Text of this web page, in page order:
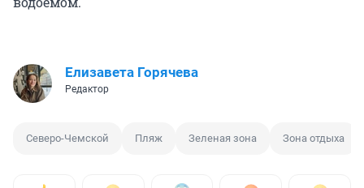
Елизавета Горячева
Редактор
Северо-Чемской Пляж Зеленая зона Зона отдыха